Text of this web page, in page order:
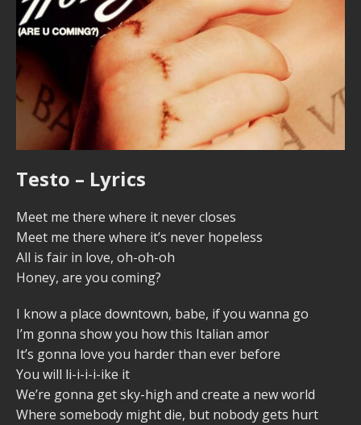
Testo – Lyrics
Meet me there where it never closes
Meet me there where it’s never hopeless
All is fair in love, oh-oh-oh
Honey, are you coming?
I know a place downtown, babe, if you wanna go
I’m gonna show you how this Italian amor
It’s gonna love you harder than ever before
You will li-i-i-i-ike it
We’re gonna get sky-high and create a new world
Where somebody might die, but nobody gets hurt